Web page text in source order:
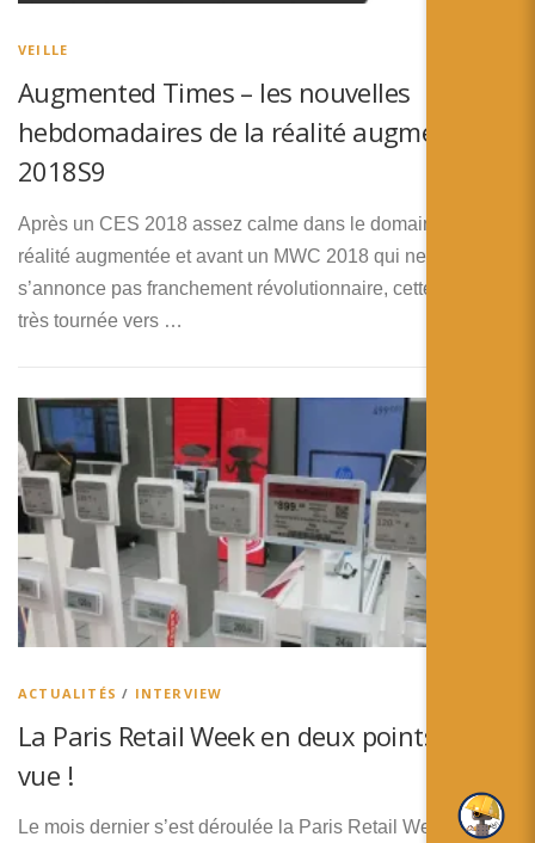
VEILLE
Augmented Times – les nouvelles
hebdomadaires de la réalité augmentée –
2018S9
Après un CES 2018 assez calme dans le domaine de la
réalité augmentée et avant un MWC 2018 qui ne
s’annonce pas franchement révolutionnaire, cette veille est
très tournée vers …
ACTUALITÉS / INTERVIEW
La Paris Retail Week en deux points de
vue !
Le mois dernier s’est déroulée la Paris Retail Week, un